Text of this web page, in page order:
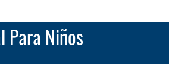
Para Niños